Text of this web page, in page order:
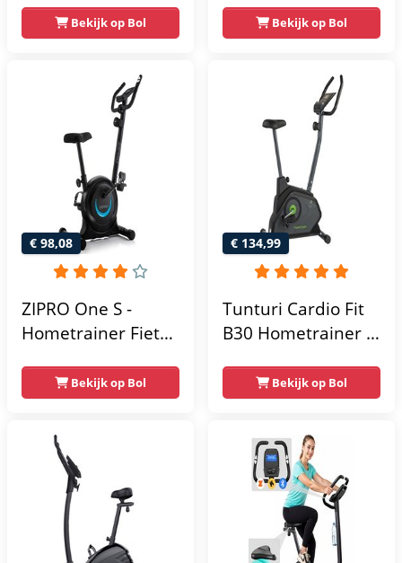
Verstelbaar Zadel -
0-100% weerstand
Hartslagfunctie -
Max 130kg -
Extreem Stil
Bekijk op Bol
Weerstandniveau's
- Verstelbaar zadel
Tablethouder -
Max. 120 kg
Gebruikersgewicht
- Fitnessfiets
Bekijk op Bol
€ 98,08
ZIPRO One S -
Hometrainer Fiets -
Magnetische Fiets -
Hartslagsensoren -
Gemakkelijk te
transporteren -
Antislippedalen -
Homegym -
Stabiele structuur -
Bekijk op Bol
€ 134,99
Tunturi Cardio Fit
B30 Hometrainer -
weerstandsniveaus
- Tablethouder -
Hartslagfunctie en
transportwielen
Bekijk op Bol